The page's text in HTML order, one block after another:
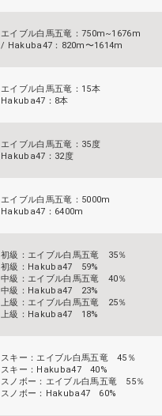
エイブル白馬五竜：750m~1676m
/ Hakuba47：820m〜1614m
エイブル白馬五竜：15本
Hakuba47：8本
エイブル白馬五竜：35度
Hakuba47：32度
エイブル白馬五竜：5000m
Hakuba47：6400m
初級：エイブル白馬五竜 35％
初級：Hakuba47 59%
中級：エイブル白馬五竜 40％
中級：Hakuba47 23%
上級：エイブル白馬五竜 25％
上級：Hakuba47 18%
スキー：エイブル白馬五竜 45％
スキー：Hakuba47 40%
スノボー：エイブル白馬五竜 55％
スノボー：Hakuba47 60%